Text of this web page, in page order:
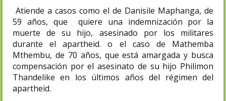
Atiende a casos como el de Danisile Maphanga, de
59 años, que quiere una indemnización por la
muerte de su hijo, asesinado por los militares
durante el apartheid. o el caso de Mathemba
Mthembu, de 70 años, que está amargada y busca
compensación por el asesinato de su hijo Philimon
Thandelike en los últimos años del régimen del
apartheid.